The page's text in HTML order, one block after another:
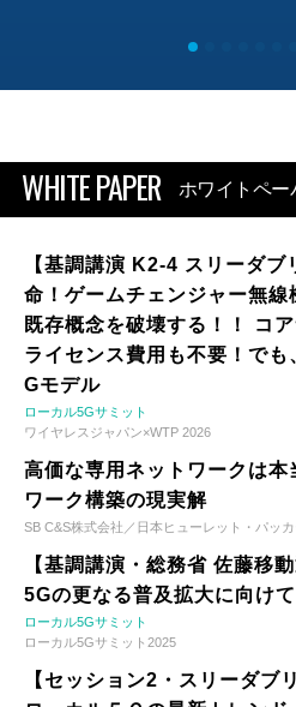
WHITE PAPER ホワイトペー
【基調講演 K2-4 スリーダ
命！ゲームチェンジャー無
既存概念を破壊する！！ コ
ライセンス費用も不要！で
Gモデル
ローカル5Gサミット
ワイヤレスジャパン×WTP 2026
高価な専用ネットワークは本
ワーク構築の現実解
SB C&S株式会社／日本ヒューレット・パッ
【基調講演・総務省 佐藤移
5Gの更なる普及拡大に向けて
ローカル5Gサミット
ローカル5Gサミット2025
【セッション2・スリーダブ